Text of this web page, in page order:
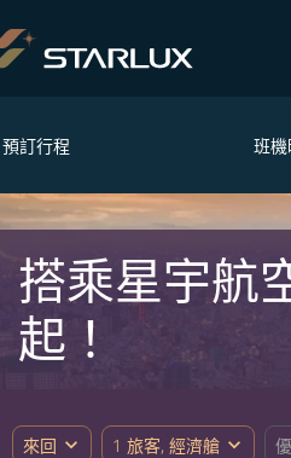
預訂行程 班
搭乘星宇航
起！
來回 expand_more 1 旅客, 經濟艙 expand_more